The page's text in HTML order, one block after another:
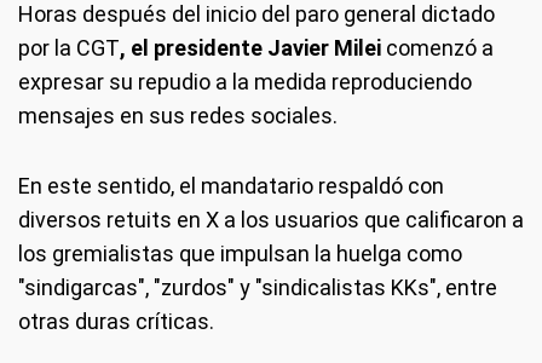
Horas después del inicio del paro general dictado
por la CGT, el presidente Javier Milei comenzó a
expresar su repudio a la medida reproduciendo
mensajes en sus redes sociales.
En este sentido, el mandatario respaldó con
diversos retuits en X a los usuarios que calificaron a
los gremialistas que impulsan la huelga como
"sindigarcas", "zurdos" y "sindicalistas KKs", entre
otras duras críticas.